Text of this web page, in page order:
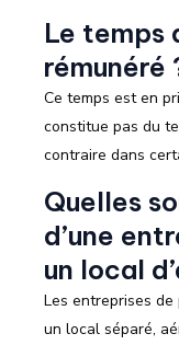
Le temps
rémunéré
Ce temps est en
constitue pas du
contraire dans
Quelles
d’une
un local
Les entreprises
un local séparé,